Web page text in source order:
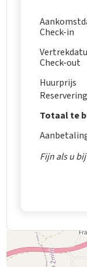
Check-in
Check-out
Huurprijs
Totaal te
Fijn als u